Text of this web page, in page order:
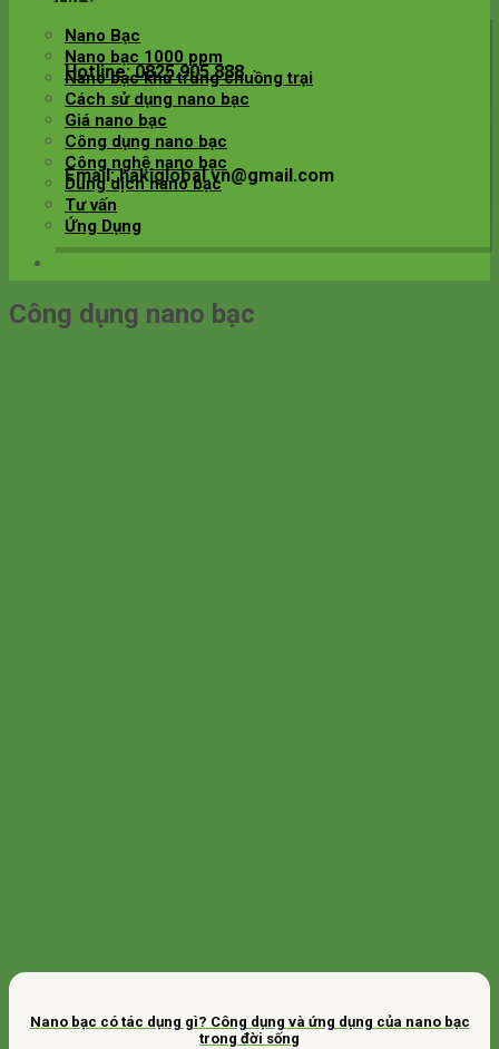
Hotline: 0825.905.888
Email: hakiglobal.vn@gmail.com
Nano Bạc
Nano bạc 1000 ppm
Nano bạc khử trùng chuồng trại
Cách sử dụng nano bạc
Giá nano bạc
Công dụng nano bạc
Công nghệ nano bạc
Dung dịch nano bạc
Tư vấn
Ứng Dụng
Công dụng nano bạc
Nano bạc có tác dụng gì? Công dụng và ứng dụng của nano bạc
trong đời sống